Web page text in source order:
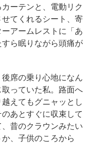
ーテンと、電動リク
てくれるシート、寄
アームレストに「あ
ら眠りながら頭痛が
席の乗り心地になん
っていた私。路面へ
えてもグニャッとし
あとすぐに収束して
昔のクラウンみたい
、子供のころから